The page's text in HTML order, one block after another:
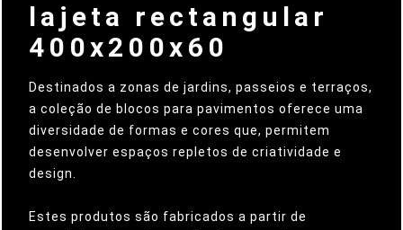
lajeta rectangular
400x200x60
Destinados a zonas de jardins, passeios e terraços,
a coleção de blocos para pavimentos oferece uma
diversidade de formas e cores que, permitem
desenvolver espaços repletos de criatividade e
design.
Estes produtos são fabricados a partir de